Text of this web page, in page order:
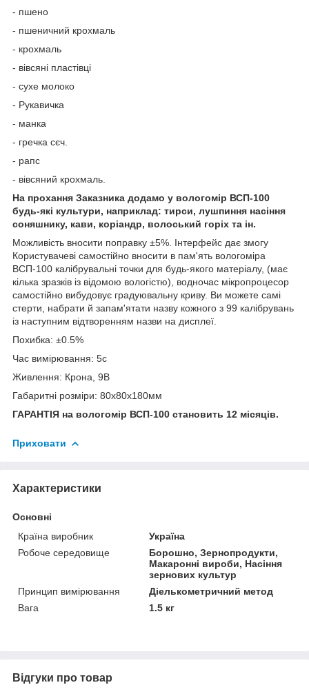
- пшено
- пшеничний крохмаль
- крохмаль
- вівсяні пластівці
- сухе молоко
- Рукавичка
- манка
- гречка сєч.
- рапс
- вівсяний крохмаль.
На прохання Заказника додамо у вологомір ВСП-100
будь-які культури, наприклад: тирси, лушпиння насіння
соняшнику, кави, коріандр, волоський горіх та ін.
Можливість вносити поправку ±5%. Інтерфейс дає змогу
Користувачеві самостійно вносити в пам'ять вологоміра
ВСП-100 калібрувальні точки для будь-якого матеріалу, (має
кілька зразків із відомою вологістю), водночас мікропроцесор
самостійно вибудовує градуювальну криву. Ви можете самі
стерти, набрати й запам'ятати назву кожного з 99 калібрувань
із наступним відтворенням назви на дисплеї.
Похибка: ±0.5%
Час вимірювання: 5с
Живлення: Крона, 9В
Габаритні розміри: 80х80х180мм
ГАРАНТІЯ на вологомір ВСП-100 становить 12 місяців.
Приховати
Характеристики
Основні
Країна виробник
Україна
Робоче середовище
Борошно, Зернопродукти,
Макаронні вироби, Насіння
зернових культур
Принцип вимірювання
Діелькометричний метод
Вага
1.5 кг
Відгуки про товар